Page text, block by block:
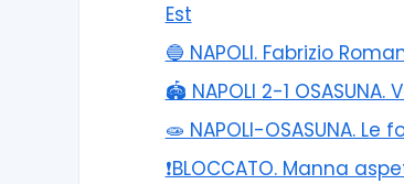
Est
🔵 NAPOLI. Fabrizio
🏟️ NAPOLI 2-1
🧫 NAPOLI-OSASUNA.
❗️BLOCCATO. Manna